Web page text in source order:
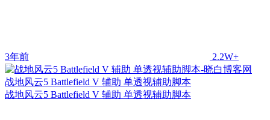
3年前 2.2W+
战地风云5 Battlefield V 辅助 单透视辅助脚本
战地风云5 Battlefield V 辅助 单透视辅助脚本